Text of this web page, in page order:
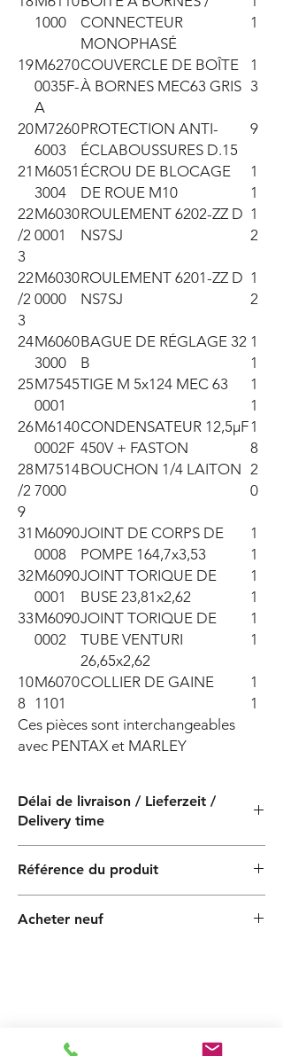
1000
CONNECTEUR
MONOPHASÉ
1
19M6270
0035F-
A
COUVERCLE DE BOÎTE
À BORNES MEC63 GRIS
1
3
20M7260
6003
PROTECTION ANTI-
ÉCLABOUSSURES D.15
9
21 M6051
3004
ÉCROU DE BLOCAGE
DE ROUE M10
1
1
22
/2
3
M6030
0001
ROULEMENT 6202-ZZ D
NS7SJ
1
2
22
/2
3
M6030
0000
ROULEMENT 6201-ZZ D
NS7SJ
1
2
24M6060
3000
BAGUE DE RÉGLAGE 32
B
1
1
25M7545
0001
TIGE M 5x124 MEC 63
1
1
26M6140
0002F
CONDENSATEUR 12,5µF
450V + FASTON
1
8
28
/2
9
M7514
7000
BOUCHON 1/4 LAITON 2
0
31 M6090
0008
JOINT DE CORPS DE
POMPE 164,7x3,53
1
1
32M6090
0001
JOINT TORIQUE DE
BUSE 23,81x2,62
1
1
33M6090
0002
JOINT TORIQUE DE
TUBE VENTURI
26,65x2,62
1
1
10
8
M6070
1101
COLLIER DE GAINE
1
1
Ces pièces sont interchangeables
avec PENTAX et MARLEY
Délai de livraison / Lieferzeit /
Delivery time
Référence du produit
Acheter neuf